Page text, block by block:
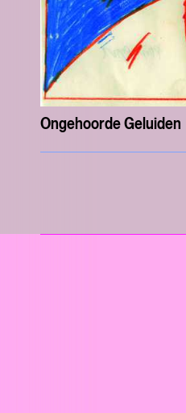
Ongehoorde Geluiden